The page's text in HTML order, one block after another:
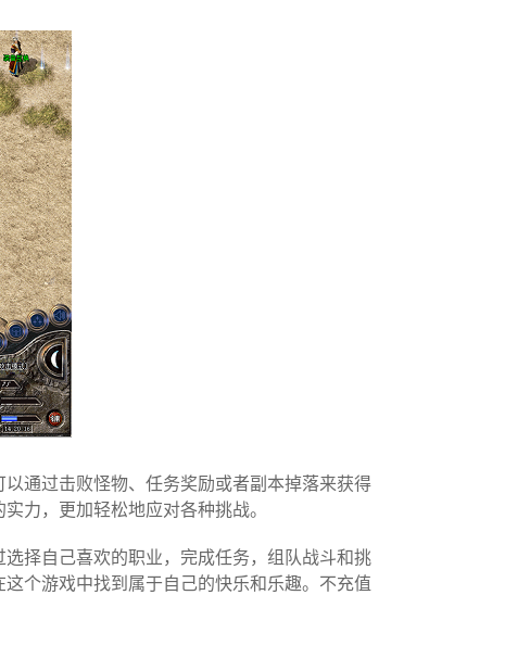
通过击败怪物、任务奖励或者副本掉落来获得
力，更加轻松地应对各种挑战。
择自己喜欢的职业，完成任务，组队战斗和挑
个游戏中找到属于自己的快乐和乐趣。不充值